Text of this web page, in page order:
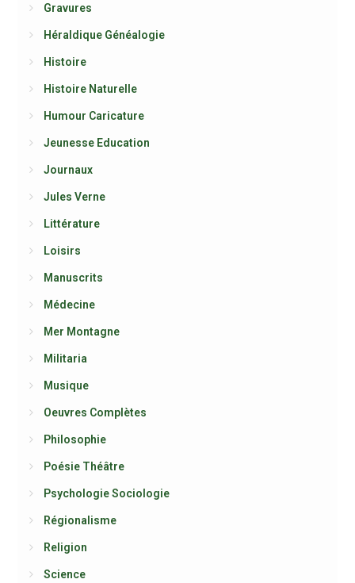
Gravures
Héraldique Généalogie
Histoire
Histoire Naturelle
Humour Caricature
Jeunesse Education
Journaux
Jules Verne
Littérature
Loisirs
Manuscrits
Médecine
Mer Montagne
Militaria
Musique
Oeuvres Complètes
Philosophie
Poésie Théâtre
Psychologie Sociologie
Régionalisme
Religion
Science